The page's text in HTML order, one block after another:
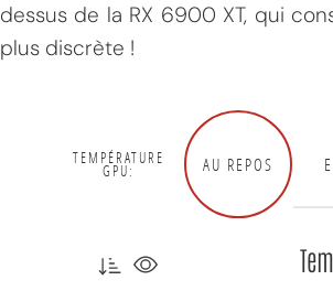
dessus de la RX 6900 XT, qui
plus discrète !